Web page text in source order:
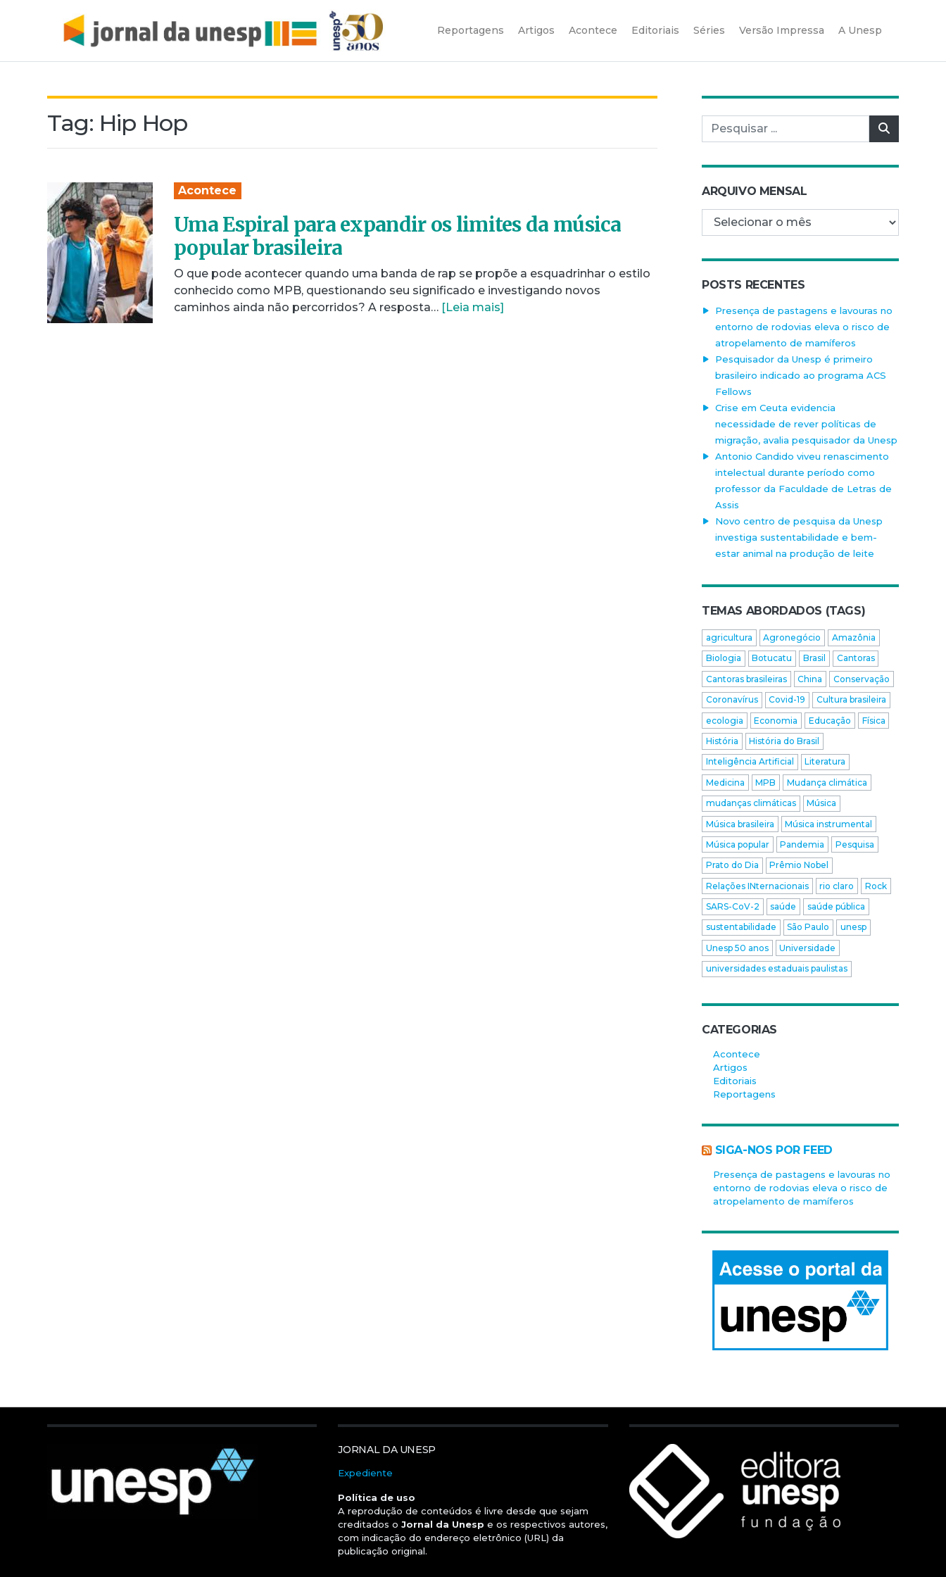
Reportagens Artigos Acontece Editoriais Séries Versão Impressa A Unesp
Tag: Hip Hop
Acontece
Uma Espiral para expandir os limites da música
popular brasileira
O que pode acontecer quando uma banda de rap se propõe a esquadrinhar o estilo
conhecido como MPB, questionando seu significado e investigando novos
caminhos ainda não percorridos? A resposta… [Leia mais]
Pesquisar por:
ARQUIVO MENSAL
Arquivo mensal
POSTS RECENTES
Presença de pastagens e lavouras no
entorno de rodovias eleva o risco de
atropelamento de mamíferos
Pesquisador da Unesp é primeiro
brasileiro indicado ao programa ACS
Fellows
Crise em Ceuta evidencia
necessidade de rever políticas de
migração, avalia pesquisador da Unesp
Antonio Candido viveu renascimento
intelectual durante período como
professor da Faculdade de Letras de
Assis
Novo centro de pesquisa da Unesp
investiga sustentabilidade e bem-
estar animal na produção de leite
TEMAS ABORDADOS (TAGS)
agricultura Agronegócio
Amazônia
Biologia
Botucatu Brasil
Cantoras
Cantoras brasileiras
China
Conservação
Coronavírus
Covid-19
Cultura brasileira
ecologia
Economia Educação
Física
História
História do Brasil
Inteligência Artificial
Literatura
Medicina
MPB
Mudança climática
mudanças climáticas
Música
Música brasileira
Música instrumental
Música popular
Pandemia
Pesquisa
Prato do Dia
Prêmio Nobel
Relações INternacionais
rio claro
Rock
SARS-CoV-2
saúde
saúde pública
sustentabilidade
São Paulo
unesp
Unesp 50 anos
Universidade
universidades estaduais paulistas
CATEGORIAS
Acontece
Artigos
Editoriais
Reportagens
SIGA-NOS POR FEED
Presença de pastagens e lavouras no
entorno de rodovias eleva o risco de
atropelamento de mamíferos
JORNAL DA UNESP
Expediente
Política de uso
A reprodução de conteúdos é livre desde que sejam
creditados oJornal da Unesp e os respectivos autores,
com indicação do endereço eletrônico (URL) da
publicação original.